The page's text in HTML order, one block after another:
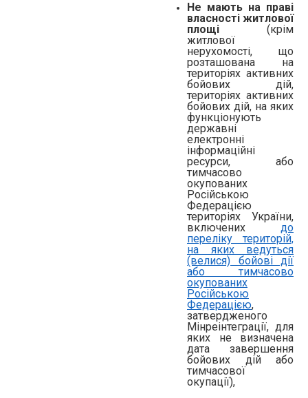
Не мають на праві
власності житлової
площі (крім
житлової
нерухомості, що
розташована на
територіях активних
бойових дій,
територіях активних
бойових дій, на яких
функціонують
державні
електронні
інформаційні
ресурси, або
тимчасово
окупованих
Російською
Федерацією
територіях України,
включених до
переліку територій,
на яких ведуться
(велися) бойові дії
або тимчасово
окупованих
Російською
Федерацією,
затвердженого
Мінреінтеграції, для
яких не визначена
дата завершення
бойових дій або
тимчасової
окупації),